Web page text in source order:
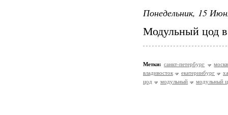
Понедельник, 15
Модульный цод
Метки: санкт-петербург
владивосток
екатеринбург
цод
модульный модульный